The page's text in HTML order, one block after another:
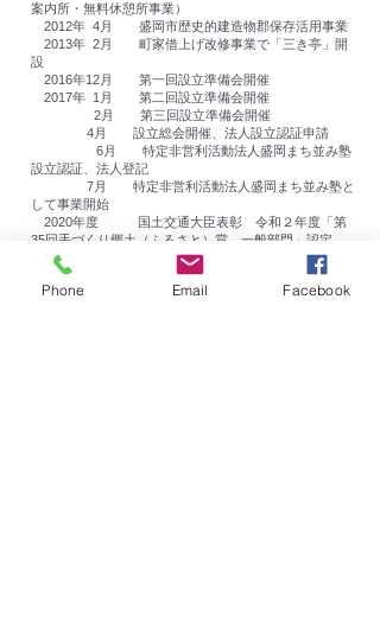
案内所・無料休憩所事業）
2012年 4月 盛岡市歴史的建造物郡保存活用事業
2013年 2月 町家借上げ改修事業で「三き亭」開
設
2016年12月 第一回設立準備会開催
2017年 1月 第二回設立準備会開催
2月 第三回設立準備会開催
4月 設立総会開催、法人設立認証申請
6月 特定非営利活動法人盛岡まち並み塾
設立認証、法人登記
​ 7月 特定非営利活動法人盛岡まち並み塾と
して事業開始
2020年度 国土交通大臣表彰 令和２年度「第
35回手づくり郷土（ふるさと ）賞 一般部門」認定
：「盛岡市鉈屋町界隈～盛岡町家と
暮らしと文化がいきづく街並みの保存活用～」
2021年 ５月 「令和2年度手づくり郷土（ふるさ
Phone Email Facebook